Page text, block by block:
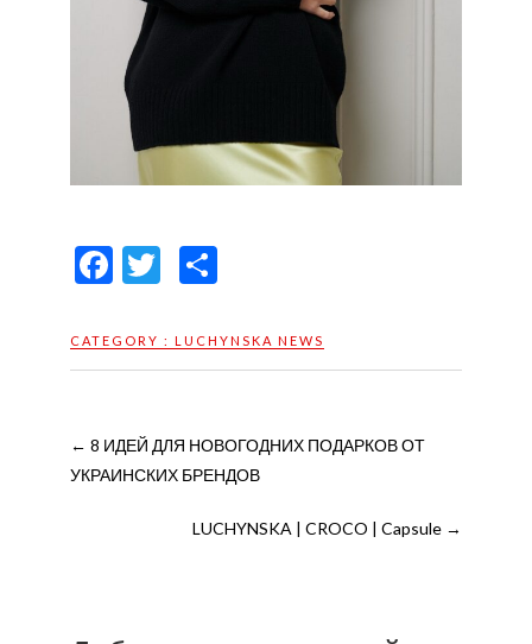
F
e
b
o
k
T
itt
er
р
а
и
ть
CATEGORY : LUCHYNSKA NEWS
← 8 ИДЕЙ ДЛЯ НОВОГОДНИХ ПОДАРКОВ ОТ
УКРАИНСКИХ БРЕНДОВ
LUCHYNSKA | CROCO | Capsule →